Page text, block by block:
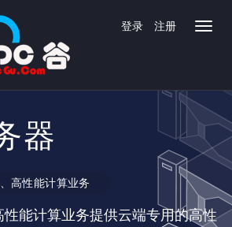
登录 注册
器
高性能计算业务
能计算业务提供云端专用的高性